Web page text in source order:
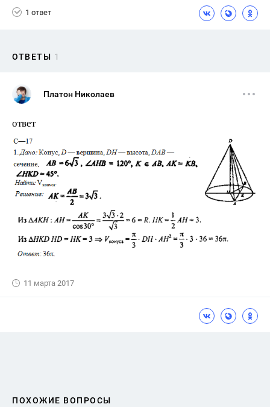
1 ответ
ОТВЕТЫ 1
Платон Николаев
ответ
11 марта 2017
ПОХОЖИЕ ВОПРОСЫ